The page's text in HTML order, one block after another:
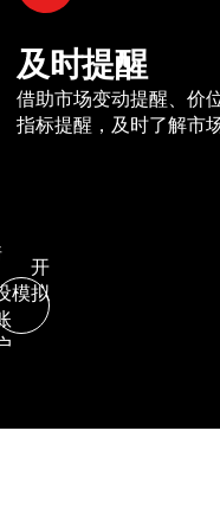
及时提醒
借助市场变动提醒、价
指标提醒，及时了解市